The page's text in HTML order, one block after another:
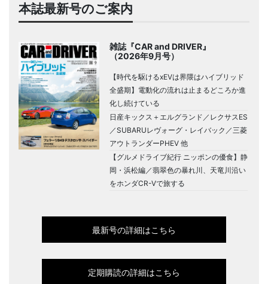
本誌最新号のご案内
雑誌『CAR and DRIVER』
（2026年9月号）
【時代を駆けるxEVは界隈はハイブリッド
全盛期】電動化の流れは止まるどころか進
化し続けている
日産キックス＋エルグランド／レクサスES
／SUBARUレヴォーグ・レイバック／三菱
アウトランダーPHEV 他
【グルメドライブ紀行 ニッポンの優食】静
岡・浜松編／翡翠色の暴れ川、天竜川沿い
をホンダCR-Vで旅する
最新号の詳細はこちら
定期購読の詳細はこちら